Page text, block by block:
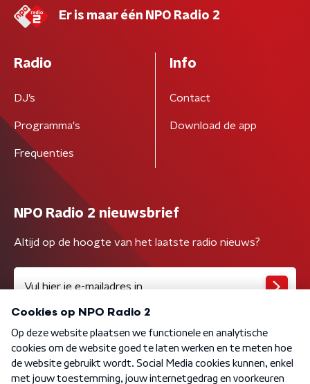
Er is maar één NPO Radio 2
Radio
DJ’s
Programma's
Frequenties
Info
Contact
Download de app
NPO Radio 2 nieuwsbrief
Altijd op de hoogte van het laatste radio nieuws?
Algemene voorwaarden